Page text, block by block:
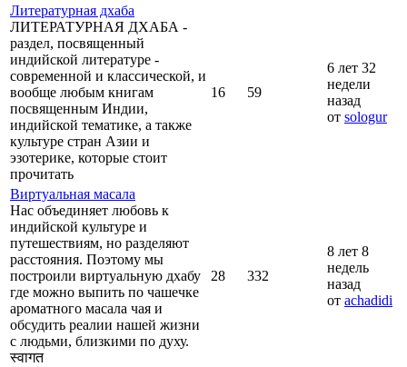
Литературная дхаба
ЛИТЕРАТУРНАЯ ДХАБА -
раздел, посвященный
индийской литературе -
современной и классической, и
вообще любым книгам
посвященным Индии,
индийской тематике, а также
культуре стран Азии и
эзотерике, которые стоит
прочитать
16 59
6 лет 32
недели
назад
от sologur
Виртуальная масала
Нас объединяет любовь к
индийской культуре и
путешествиям, но разделяют
расстояния. Поэтому мы
построили виртуальную дхабу
где можно выпить по чашечке
ароматного масала чая и
обсудить реалии нашей жизни
с людьми, близкими по духу.
स्वागत
28 332
8 лет 8
недель
назад
от achadidi